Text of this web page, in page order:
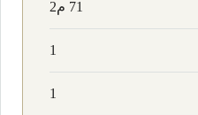
71 م2
1
1